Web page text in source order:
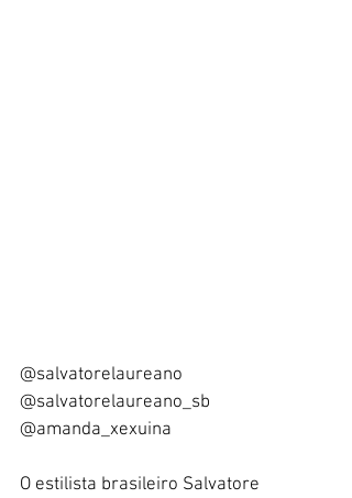
@salvatorelaureano
@salvatorelaureano_sb
@amanda_xexuina
O estilista brasileiro Salvatore